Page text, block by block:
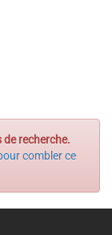
recherche.
combler ce